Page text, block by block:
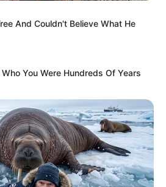
And Couldn't Believe What He
You Were Hundreds Of Years